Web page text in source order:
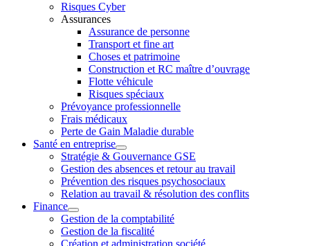
Risques Cyber
Assurances
Assurance de personne
Transport et fine art
Choses et patrimoine
Construction et RC maître d’ouvrage
Flotte véhicule
Risques spéciaux
Prévoyance professionnelle
Frais médicaux
Perte de Gain Maladie durable
Santé en entreprise
Stratégie & Gouvernance GSE
Gestion des absences et retour au travail
Prévention des risques psychosociaux
Relation au travail & résolution des conflits
Finance
Gestion de la comptabilité
Gestion de la fiscalité
Création et administration société